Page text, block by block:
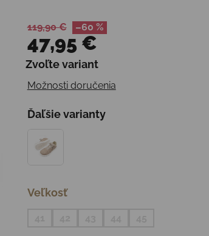
119,90 € –60 %
47,95 €
Jednotková cena:
Zvoľte variant
Možnosti doručenia
Ďaľšie varianty
Veľkosť